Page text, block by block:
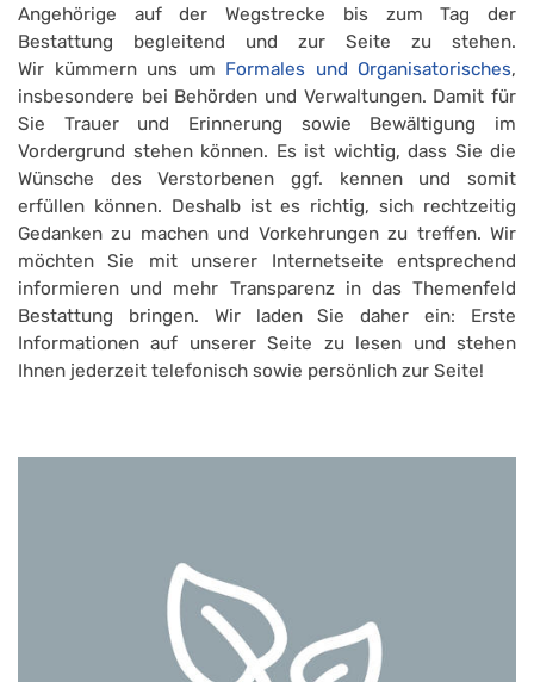
Angehörige auf der Wegstrecke bis zum Tag der
Bestattung begleitend und zur Seite zu stehen.
Wir kümmern uns um Formales und Organisatorisches,
insbesondere bei Behörden und Verwaltungen. Damit für
Sie Trauer und Erinnerung sowie Bewältigung im
Vordergrund stehen können. Es ist wichtig, dass Sie die
Wünsche des Verstorbenen ggf. kennen und somit
erfüllen können. Deshalb ist es richtig, sich rechtzeitig
Gedanken zu machen und Vorkehrungen zu treffen. Wir
möchten Sie mit unserer Internetseite entsprechend
informieren und mehr Transparenz in das Themenfeld
Bestattung bringen. Wir laden Sie daher ein: Erste
Informationen auf unserer Seite zu lesen und stehen
Ihnen jederzeit telefonisch sowie persönlich zur Seite!